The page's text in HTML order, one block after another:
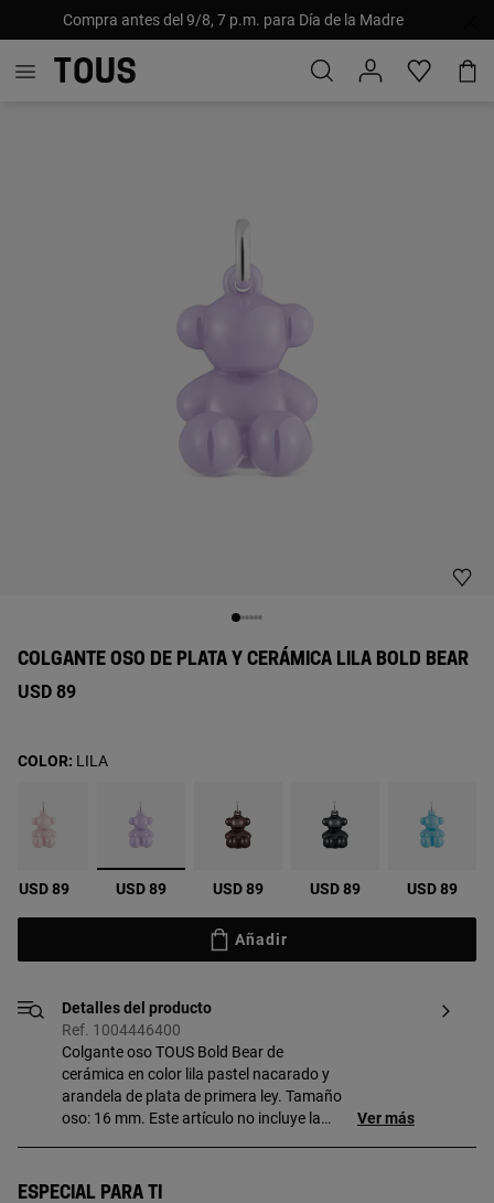
Compra antes del 9/8, 7 p.m. para Día de la Madre
COLGANTE OSO DE PLATA Y CERÁMICA LILA BOLD BEAR
USD 89
USD 89 seleccionado
USD 89 USD 89 USD 89 USD 89
COLOR: LILA
Añadir
Detalles del producto
Ref. 1004446400
Colgante oso TOUS Bold Bear de
cerámica en color lila pastel nacarado y
arandela de plata de primera ley. Tamaño
oso: 16 mm. Este artículo no incluye la
Ver más
Especial para ti